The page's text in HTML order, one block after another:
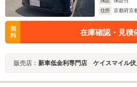
住所
京都府京
無
料
在庫確認・見積
販売店： 新車低金利専門店 ケイスマイル伏